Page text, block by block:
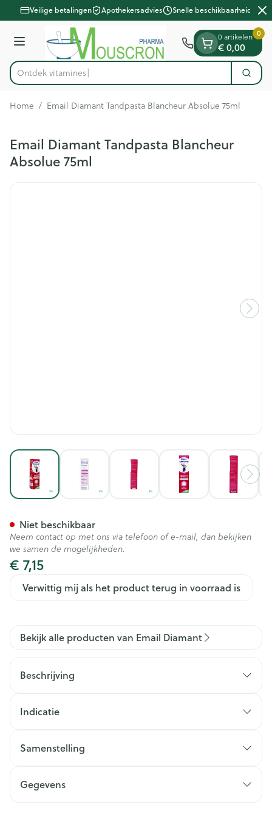
Ga naar de inhoud
2 van 2Veilige betalingen Apothekersadvies Snelle beschikbaarheid
Menu
Product, merk, categorie...
Ontdek v Zoek
0 artikelen
€ 0,00
0
Home / Email Diamant Tandpasta Blancheur Absolue 75ml
Email Diamant Tandpasta Blancheur
Absolue 75ml
View larger imageView larger imageView larger imageView larger image
View
€ 7,15
Verwittig mij als het product terug in voorraad is
Niet beschikbaar
Neem contact op met ons via telefoon of e-mail, dan bekijken
we samen de mogelijkheden.
Bekijk alle producten van Email Diamant
Beschrijving
Indicatie
Samenstelling
Gegevens